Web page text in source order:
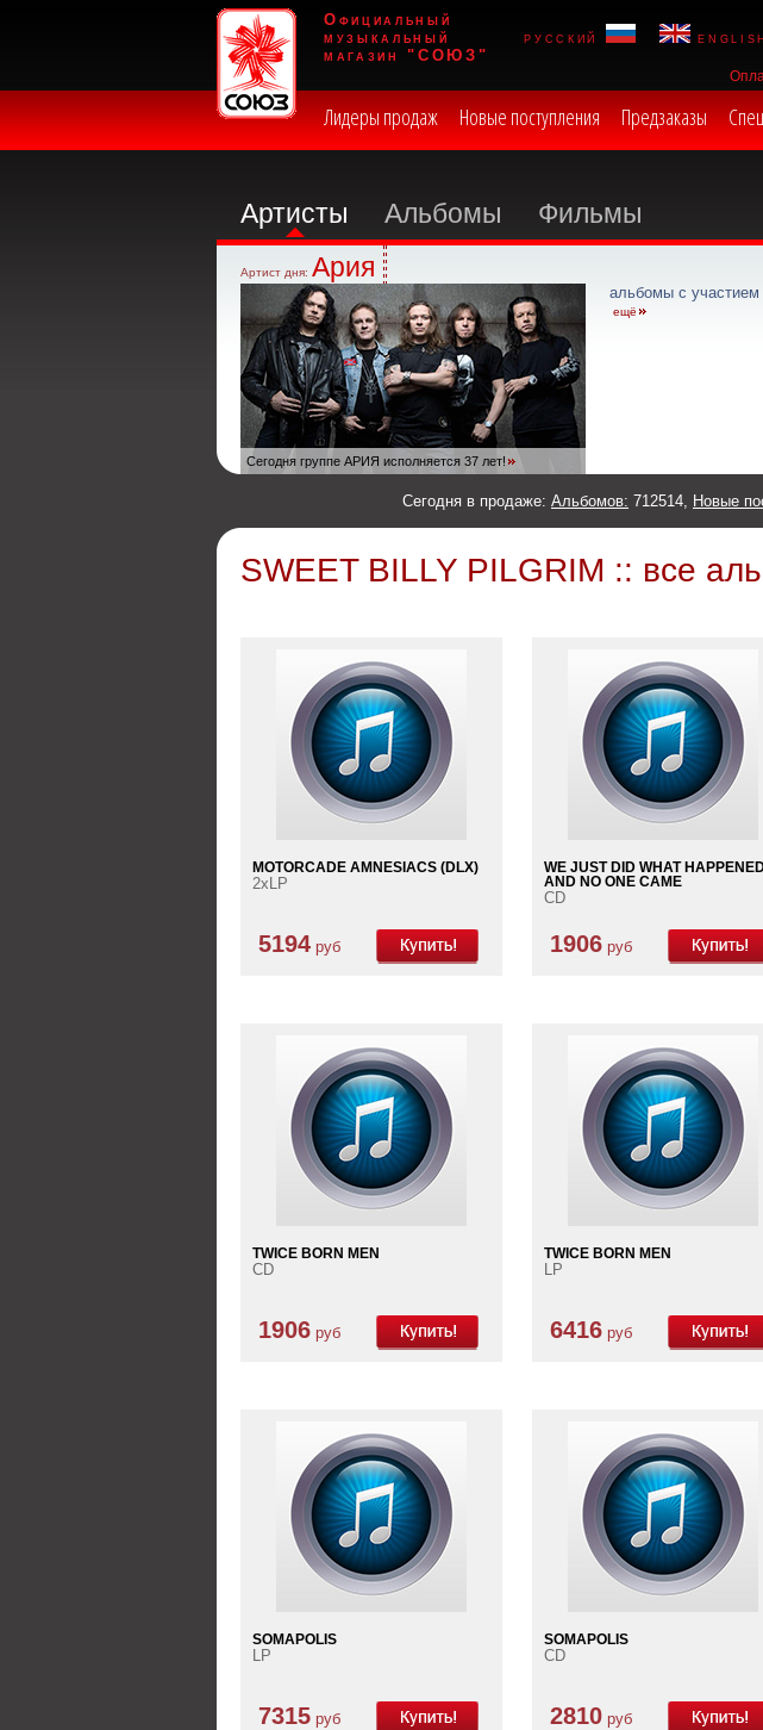
Официальный
музыкальный
магазин "СОЮЗ"
русский english
Лидеры продаж Новые поступления Предзаказы
Артисты Альбомы Фильмы
Артист дня: Ария
Сегодня группе АРИЯ исполняется 37 лет!
альбомы с участием
ещё
Сегодня в продаже: Альбомов: 712514, Новые
SWEET BILLY PILGRIM :: все
MOTORCADE AMNESIACS (DLX)
2xLP
5194 руб
WE JUST DID WHAT
AND NO ONE CAME
CD
1906 руб
TWICE BORN MEN
CD
1906 руб
TWICE BORN MEN
LP
6416 руб
SOMAPOLIS
LP
7315 руб
SOMAPOLIS
CD
2810 руб